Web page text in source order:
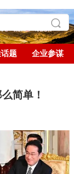
题 企业参谋
简单！